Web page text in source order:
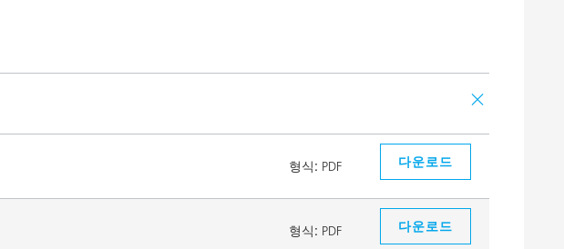
형식: PDF 다운로드
형식: PDF 다운로드